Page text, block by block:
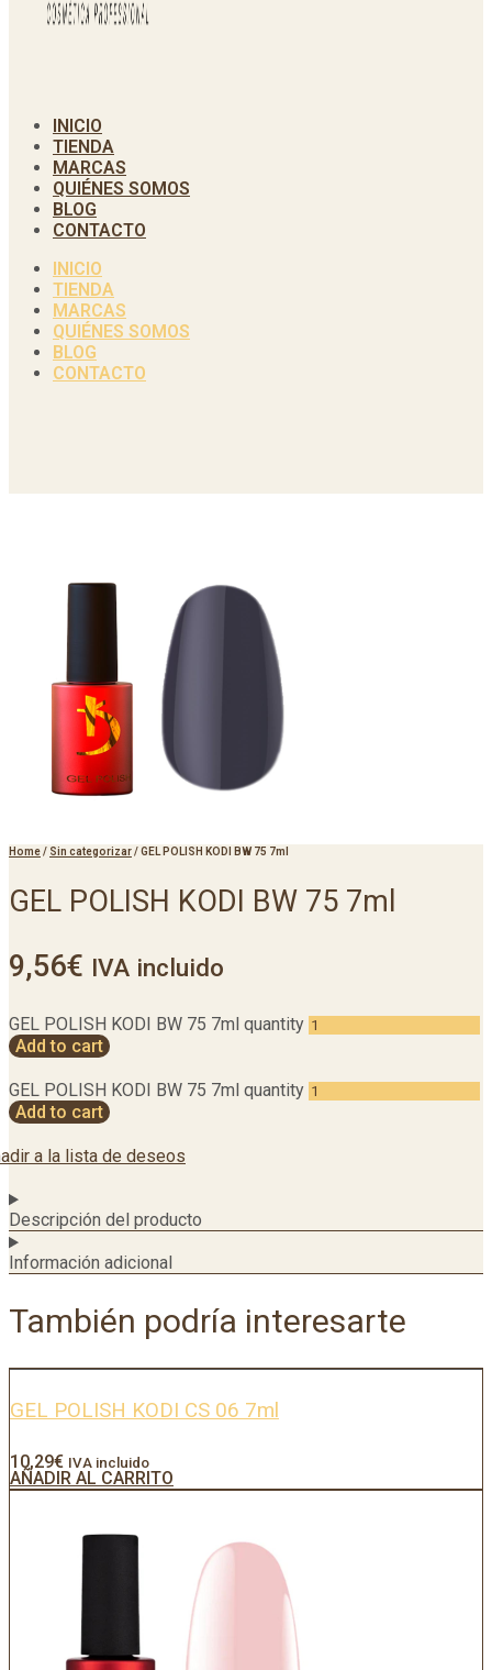
INICIO
TIENDA
MARCAS
QUIÉNES SOMOS
BLOG
CONTACTO
INICIO
TIENDA
MARCAS
QUIÉNES SOMOS
BLOG
CONTACTO
Home/ Sin categorizar/GEL POLISH KODI BW 75 7ml
GEL POLISH KODI BW 75 7ml
9,56€ IVA incluido
GEL POLISH KODI BW 75 7ml quantity
Add to cart
GEL POLISH KODI BW 75 7ml quantity
Add to cart
a la lista de deseos
Descripción del producto
Información adicional
También podría interesarte
GEL POLISH KODI CS 06 7ml
10,29€ IVA incluido
AÑADIR AL CARRITO